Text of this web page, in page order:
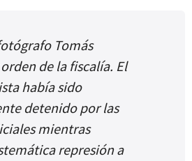
Tomás
de la fiscalía. El
había sido
detenido por las
mientras
represión a